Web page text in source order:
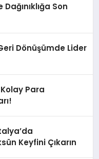
Son
Dönüşümde Lider
Para
Keyfini Çıkarın